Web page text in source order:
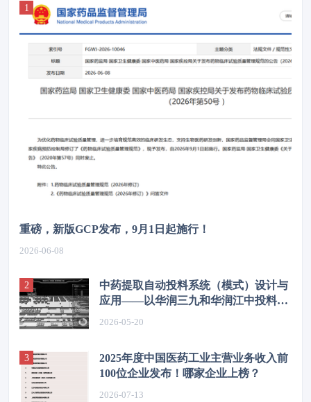
重磅，新版GCP发布，9月1日起施行！
2026-06-08
中药提取自动投料系统（模式）设计与
应用——以华润三九和华润江中投料系
统为例
2026-05-20
2025年度中国医药工业主营业务收入前
100位企业发布！哪家企业上榜？
2026-07-13